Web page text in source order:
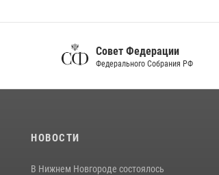
Совет Федерации
Федерального Собрания РФ
НОВОСТИ
В Нижнем Новгороде состоялось